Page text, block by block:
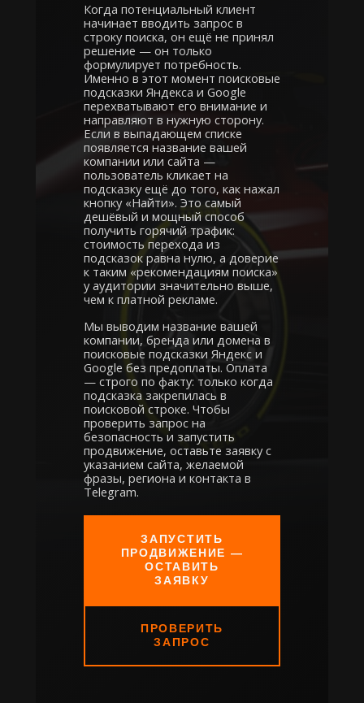
Когда потенциальный клиент
начинает вводить запрос в
строку поиска, он ещё не принял
решение — он только
формулирует потребность.
Именно в этот момент поисковые
подсказки Яндекса и Google
перехватывают его внимание и
направляют в нужную сторону.
Если в выпадающем списке
появляется название вашей
компании или сайта —
пользователь кликает на
подсказку ещё до того, как нажал
кнопку «Найти». Это самый
дешёвый и мощный способ
получить горячий трафик:
стоимость перехода из
подсказок равна нулю, а доверие
к таким «рекомендациям поиска»
у аудитории значительно выше,
чем к платной рекламе.
Мы выводим название вашей
компании, бренда или домена в
поисковые подсказки Яндекс и
Google без предоплаты. Оплата
— строго по факту: только когда
подсказка закрепилась в
поисковой строке. Чтобы
проверить запрос на
безопасность и запустить
продвижение, оставьте заявку с
указанием сайта, желаемой
фразы, региона и контакта в
Telegram.
ЗАПУСТИТЬ
ПРОДВИЖЕНИЕ —
ОСТАВИТЬ
ЗАЯВКУ
ПРОВЕРИТЬ
ЗАПРОС